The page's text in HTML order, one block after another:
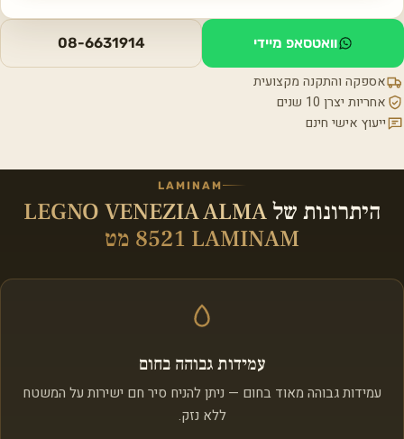
וואטסאפ מיידי 08-6631914
אספקה והתקנה מקצועית
אחריות יצרן 10 שנים
ייעוץ אישי חינם
LAMINAM
היתרונות שלLEGNO VENEZIA ALMA
8521 LAMINAM מט
עמידות גבוהה בחום
עמידות גבוהה מאוד בחום — ניתן להניח סיר חם ישירות על המשטח
ללא נזק.